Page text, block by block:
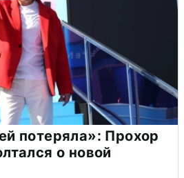
потеряла»: Прохор
о новой